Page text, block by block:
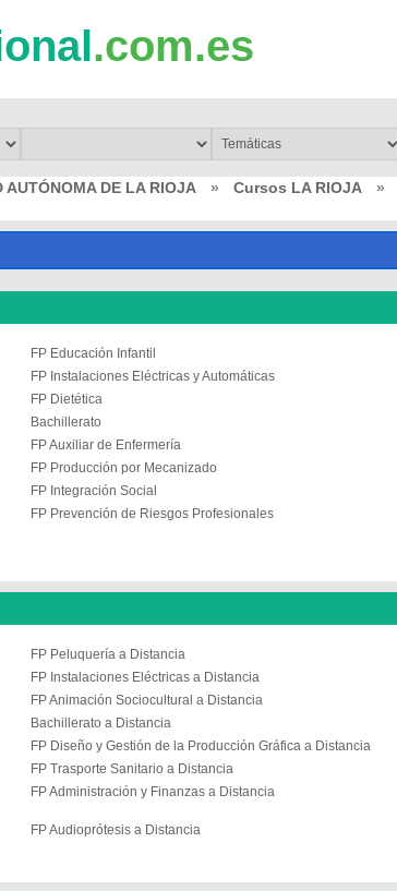
.com.es
DE LA RIOJA » Cursos LA RIOJA
»
FP Educación Infantil
FP Instalaciones Eléctricas y Automáticas
FP Dietética
Bachillerato
FP Auxiliar de Enfermería
FP Producción por Mecanizado
FP Integración Social
FP Prevención de Riesgos Profesionales
FP Peluquería a Distancia
FP Instalaciones Eléctricas a Distancia
FP Animación Sociocultural a Distancia
Bachillerato a Distancia
FP Diseño y Gestión de la Producción Gráfica a Distancia
FP Trasporte Sanitario a Distancia
FP Administración y Finanzas a Distancia
FP Audioprótesis a Distancia